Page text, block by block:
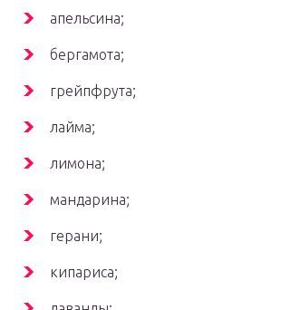
апельсина;
бергамота;
грейпфрута;
лайма;
лимона;
мандарина;
герани;
кипариса;